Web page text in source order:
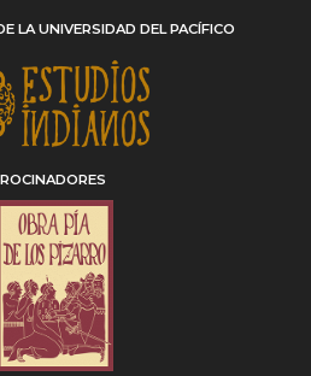
LA UNIVERSIDAD DEL PACÍFICO